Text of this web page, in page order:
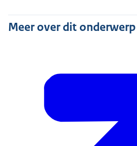
Meer over dit onderwerp